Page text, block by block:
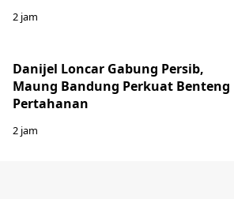
2 jam
Danijel Loncar Gabung Persib,
Maung Bandung Perkuat Benteng
Pertahanan
2 jam